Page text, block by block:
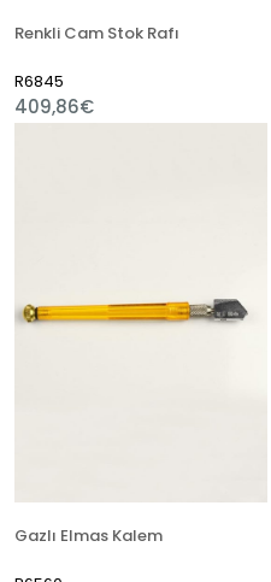
Renkli Cam Stok Rafı
R6845
409,86€
Gazlı Elmas Kalem